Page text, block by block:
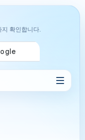
지 확인합니다.